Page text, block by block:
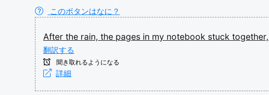
このボタンはなに？
After the rain, the pages in my notebook stuck together,
翻訳する
聞き取れるようになる
詳細